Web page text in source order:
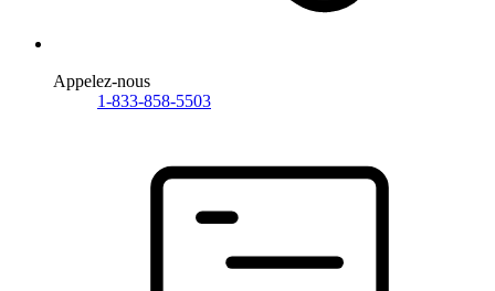
Appelez-nous
1-833-858-5503